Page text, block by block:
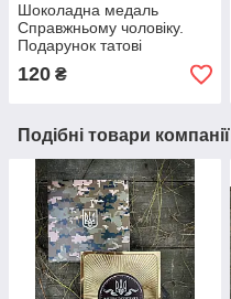
Шоколадна медаль
Справжньому чоловіку.
Подарунок татові
120 ₴
Подібні товари компанії